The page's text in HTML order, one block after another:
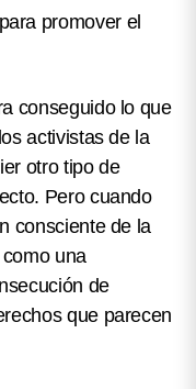
promover el
conseguido lo que
activistas de la
otro tipo de
Pero cuando
consciente de la
una
de
que parecen